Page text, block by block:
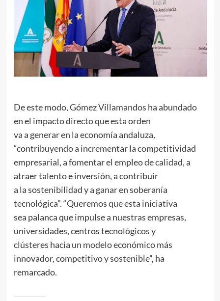
De este modo, Gómez Villamandos ha abundado
en el impacto directo que esta orden
va a generar en la economía andaluza,
“contribuyendo a incrementar la competitividad
empresarial, a fomentar el empleo de calidad, a
atraer talento e inversión, a contribuir
a la sostenibilidad y a ganar en soberanía
tecnológica”. “Queremos que esta iniciativa
sea palanca que impulse a nuestras empresas,
universidades, centros tecnológicos y
clústeres hacia un modelo económico más
innovador, competitivo y sostenible”, ha
remarcado.